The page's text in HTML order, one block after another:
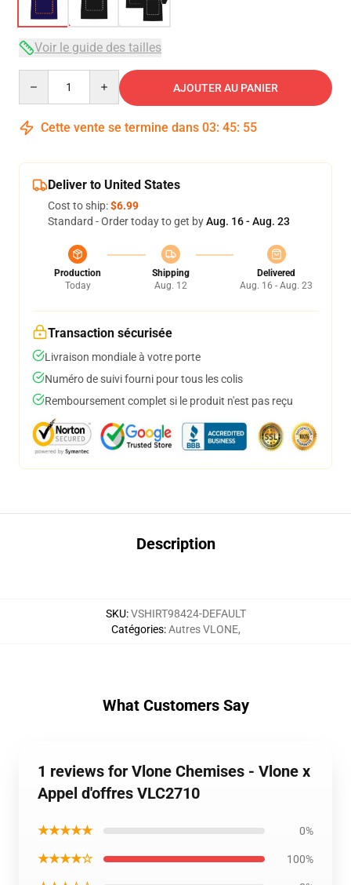
Voir le guide des tailles
AJOUTER AU PANIER
Cette vente se termine dans 03: 45: 54
Deliver to United States
Cost to ship:$6.99
Standard - Order today to get byAug. 16 - Aug. 23
Production
Today
Shipping
Aug. 12
Delivered
Aug. 16 - Aug. 23
Transaction sécurisée
Livraison mondiale à votre porte
Numéro de suivi fourni pour tous les colis
Remboursement complet si le produit n'est pas reçu
Description
SKU:VSHIRT98424-DEFAULT
Catégories:Autres VLONE,
What Customers Say
1 reviews for Vlone Chemises - Vlone x
Appel d'offres VLC2710
★★★★★ 0%
★★★★☆ 100%